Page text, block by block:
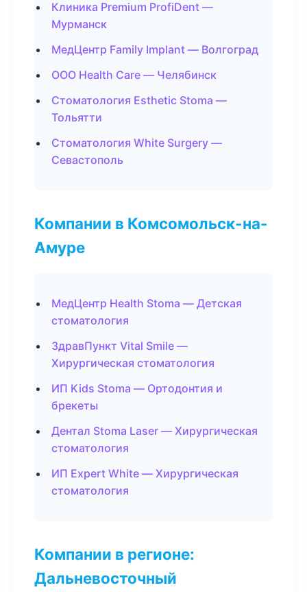
Клиника Premium ProfiDent —
Мурманск
МедЦентр Family Implant — Волгоград
ООО Health Care — Челябинск
Стоматология Esthetic Stoma —
Тольятти
Стоматология White Surgery —
Севастополь
Компании в Комсомольск-на-
Амуре
МедЦентр Health Stoma — Детская
стоматология
ЗдравПункт Vital Smile —
Хирургическая стоматология
ИП Kids Stoma — Ортодонтия и
брекеты
Дентал Stoma Laser — Хирургическая
стоматология
ИП Expert White — Хирургическая
стоматология
Компании в регионе:
Дальневосточный